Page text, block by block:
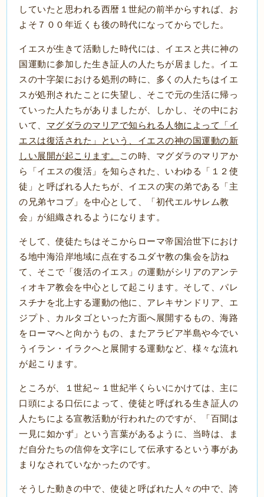
していたと思われる西暦１世紀の前半からすれば、お
よそ７００年近くも後の時代になってからでした。
イエスが生きて活動した時代には、イエスと共に神の
国運動に参加した生き証人の人たちが居ました。イエ
スの十字架における処刑の時に、多くの人たちはイエ
スが処刑されたことに失望し、そこで元の生活に帰っ
ていった人たちがありましたが、しかし、その中にお
いて、 マグダラのマリアで知られる人物によって「イ
エスは復活された」という、イエスの神の国運動の新
しい展開が起こります。
この時、マグダラのマリアか
ら「イエスの復活」を知らされた、いわゆる「１２使
徒」と呼ばれる人たちが、イエスの実の弟である「主
の兄弟ヤコブ」を中心として、「初代エルサレム教
会」が組織されるようになります。
そして、使徒たちはそこからローマ帝国治世下におけ
る地中海沿岸地域に点在するユダヤ教の集会を訪ね
て、そこで「復活のイエス」の運動がシリアのアンテ
ィオキア教会を中心として起こります。そして、パレ
スチナを北上する運動の他に、アレキサンドリア、エ
ジプト、カルタゴといった方面へ展開するもの、海路
をローマへと向かうもの、またアラビア半島や今でい
うイラン・イラクへと展開する運動など、様々な流れ
が起こります。
ところが、１世紀～１世紀半くらいにかけては、主に
口頭による口伝によって、使徒と呼ばれる生き証人の
人たちによる宣教活動が行われたのですが、「百聞は
一見に如かず」という言葉があるように、当時は、ま
だ自分たちの信仰を文字にして伝承するという事があ
まりなされていなかったのです。
そうした動きの中で、使徒と呼ばれた人々の中で、誇